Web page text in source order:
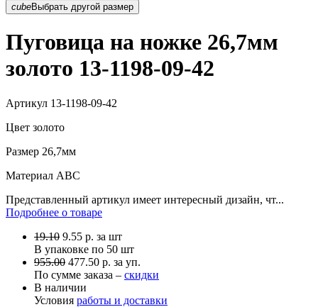
cubeВыбрать другой размер
Пуговица на ножке 26,7мм
золото 13-1198-09-42
Артикул 13-1198-09-42
Цвет золото
Размер 26,7мм
Материал АВС
Представленный артикул имеет интересный дизайн, чт...
Подробнее о товаре
19.10 9.55 р. за шт
В упаковке по 50 шт
955.00 477.50 р. за уп.
По сумме заказа – скидки
В наличии
Условия работы и доставки